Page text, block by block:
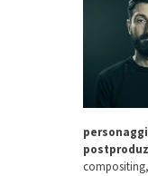
personaggi